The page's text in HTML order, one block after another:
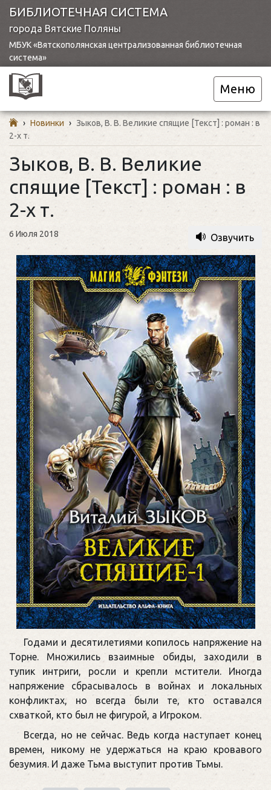
БИБЛИОТЕЧНАЯ СИСТЕМА
города Вятские Поляны
МБУК «Вятскополянская централизованная библиотечная
система»
Меню
› Новинки › Зыков, В. В. Великие спящие [Текст] : роман : в
2-х т.
Зыков, В. В. Великие
спящие [Текст] : роман : в
2-х т.
6 Июля 2018 Озвучить
Годами и десятилетиями копилось напряжение на
Торне. Множились взаимные обиды, заходили в
тупик интриги, росли и крепли мстители. Иногда
напряжение сбрасывалось в войнах и локальных
конфликтах, но всегда были те, кто оставался
схваткой, кто был не фигурой, а Игроком.
Всегда, но не сейчас. Ведь когда наступает конец
времен, никому не удержаться на краю кровавого
безумия. И даже Тьма выступит против Тьмы.